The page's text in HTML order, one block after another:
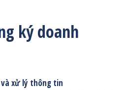
ký doanh
và xử lý thông tin